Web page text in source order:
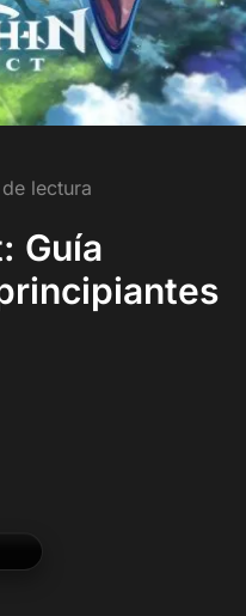
lectura
Guía